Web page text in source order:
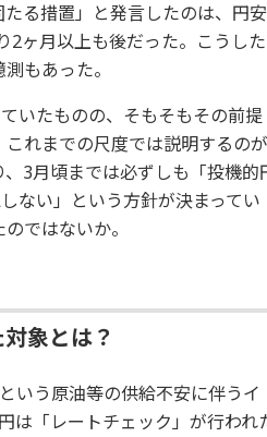
る措置」と発言したのは、円安
2ヶ月以上も後だった。こうした
もあった。
いたものの、そもそもその前提
れまでの尺度では説明するのが
3月頃までは必ずしも「投機的
ない」という方針が決まってい
ではないか。
象とは？
いう原油等の供給不安に伴うイ
は「レートチェック」が行われ